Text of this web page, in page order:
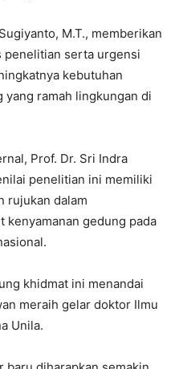
M.T., memberikan
penelitian serta urgensi
kebutuhan
yang ramah lingkungan di
Prof. Dr. Sri Indra
penelitian ini memiliki
rujukan dalam
kenyamanan gedung pada
khidmat ini menandai
meraih gelar doktor Ilmu
Unila.